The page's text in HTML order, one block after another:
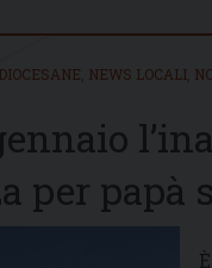
NEWS LOCALI
per papà